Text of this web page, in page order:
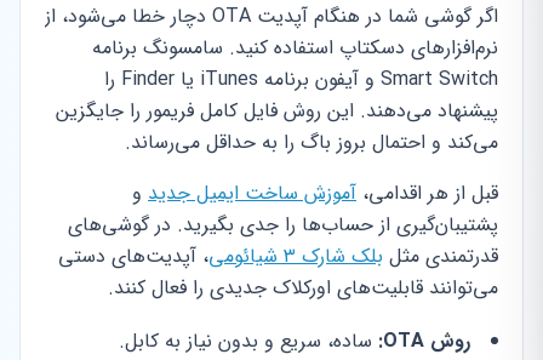
اگر گوشی شما در هنگام آپدیت OTA دچار خطا می‌شود، از
نرم‌افزارهای دسکتاپ استفاده کنید. سامسونگ برنامه
Smart Switch و آیفون برنامه iTunes یا Finder را
پیشنهاد می‌دهند. این روش فایل کامل فریمور را جایگزین
می‌کند و احتمال بروز باگ را به حداقل می‌رساند.
قبل از هر اقدامی، آموزش ساخت ایمیل جدید و
پشتیبان‌گیری از حساب‌ها را جدی بگیرید. در گوشی‌های
قدرتمندی مثل بلک شارک ۳ شیائومی
، آپدیت‌های دستی
می‌توانند قابلیت‌های اورکلاک جدیدی را فعال کنند.
روش OTA:
ساده، سریع و بدون نیاز به کابل.